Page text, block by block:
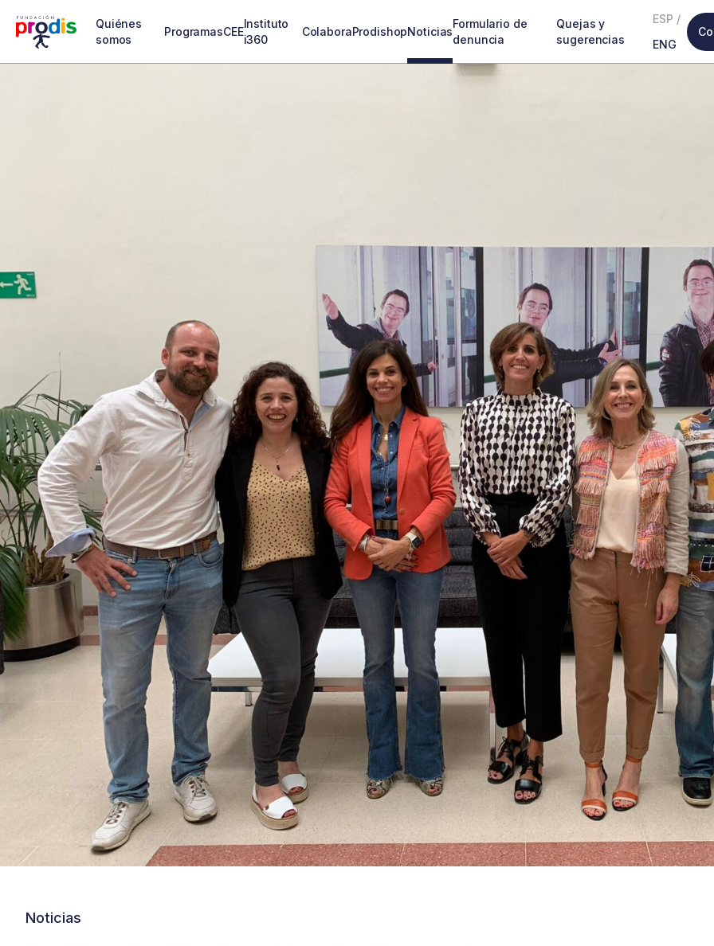
Quiénes
somos
ProgramasCEE
Instituto
i360
ColaboraProdishopNoticias
Formulario de
denuncia
Quejas y
sugerencias
ESP /
ENG
Noticias